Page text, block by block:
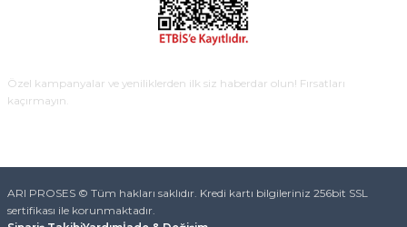
Özel kampanyalar ve yeniliklerden ilk siz haberdar olun! Fırsatları
kaçırmayın.
ARI PROSES © Tüm hakları saklıdır. Kredi kartı bilgileriniz 256bit SSL
sertifikası ile korunmaktadır.